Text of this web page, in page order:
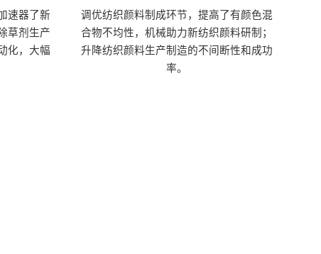
速器了新
草剂生产
化，大幅
调优纺织颜料制成环节，提高了有颜色混
合物不均性，机械助力新纺织颜料研制；
升降纺织颜料生产制造的不间断性和成功
率。